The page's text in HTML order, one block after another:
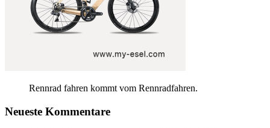
Rennrad fahren kommt vom Rennradfahren.
Neueste Kommentare